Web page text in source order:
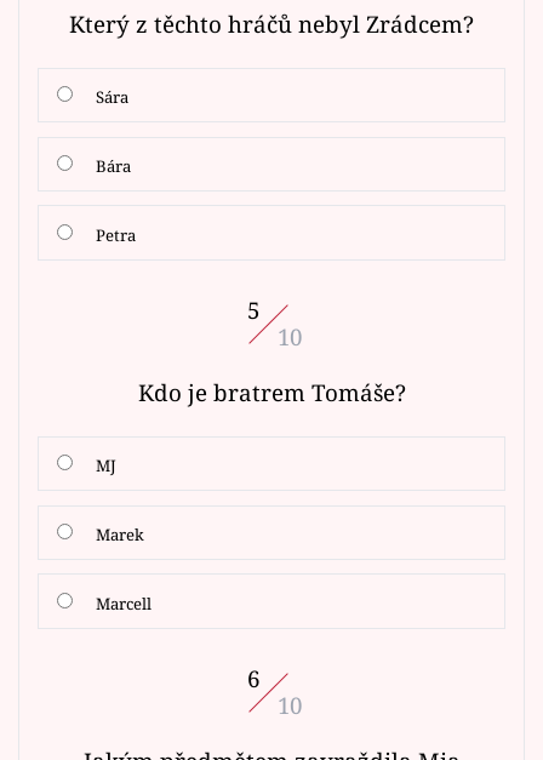
Který z těchto hráčů nebyl Zrádcem?
Sára
Bára
Petra
5
10
Kdo je bratrem Tomáše?
MJ
Marek
Marcell
6
10